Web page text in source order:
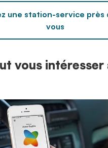
une station-service près
vous
vous intéresser